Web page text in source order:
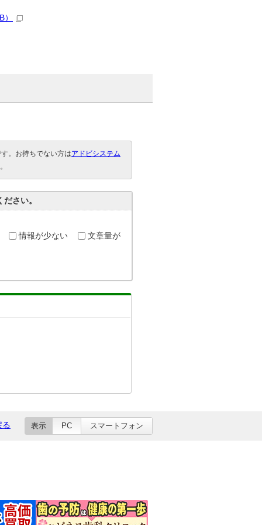
。お持ちでない方はアドビシステム
さい。
情報が少ない
文章量が
る 表示 PC スマートフォン